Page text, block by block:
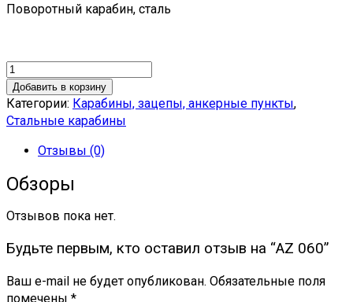
Поворотный карабин, сталь
Добавить в корзину
Категории: Карабины, зацепы, анкерные пункты,
Стальные карабины
Отзывы (0)
Обзоры
Отзывов пока нет.
Будьте первым, кто оставил отзыв на “AZ 060”
Ваш e-mail не будет опубликован. Обязательные поля
помечены *